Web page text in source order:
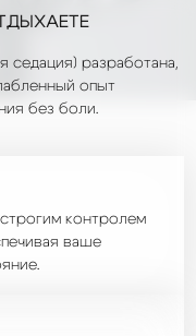
седация) разработана,
опыт
без боли.
контролем
ваше